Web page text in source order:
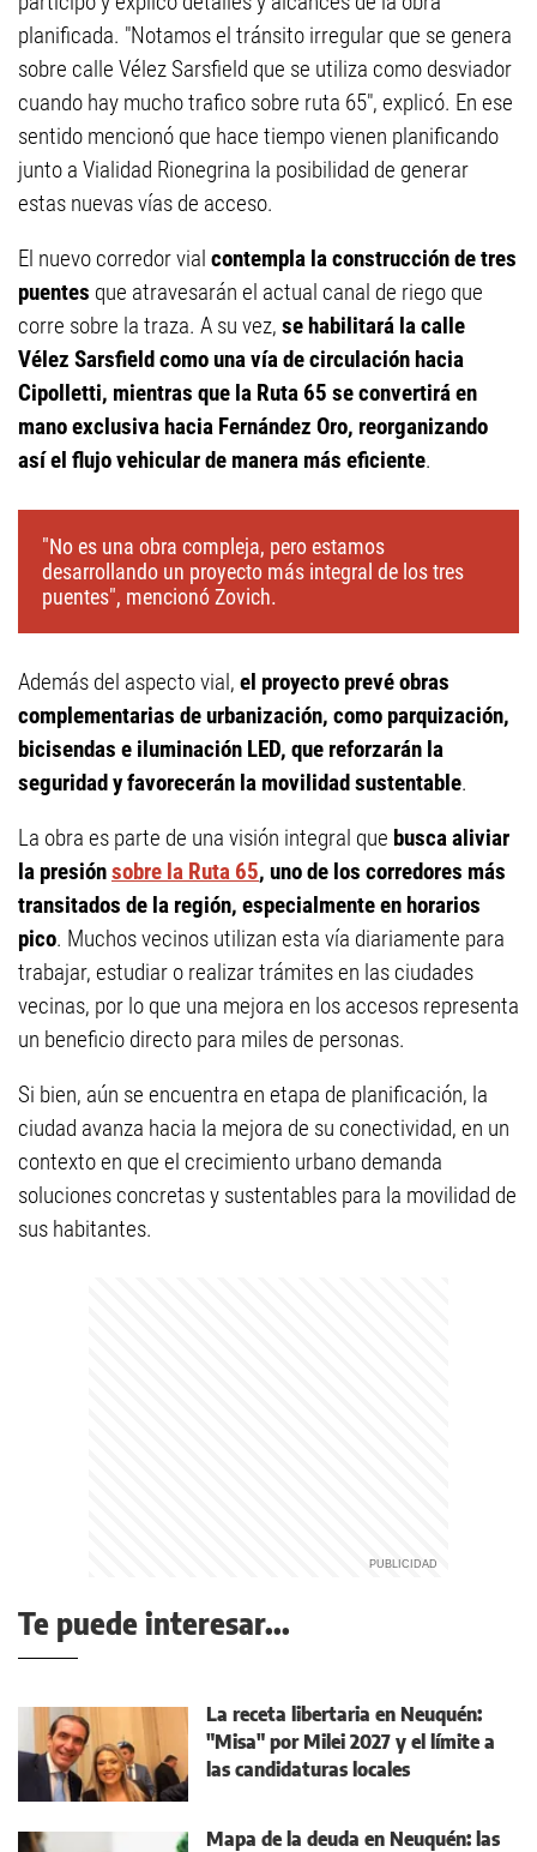
planificada. "Notamos el tránsito irregular que se genera
sobre calle Vélez Sarsfield que se utiliza como desviador
cuando hay mucho trafico sobre ruta 65", explicó. En ese
sentido mencionó que hace tiempo vienen planificando
junto a Vialidad Rionegrina la posibilidad de generar
estas nuevas vías de acceso.
El nuevo corredor vial contempla la construcción de tres
puentes que atravesarán el actual canal de riego que
corre sobre la traza. A su vez, se habilitará la calle
Vélez Sarsfield como una vía de circulación hacia
Cipolletti, mientras que la Ruta 65 se convertirá en
mano exclusiva hacia Fernández Oro, reorganizando
así el flujo vehicular de manera más eficiente.
"No es una obra compleja, pero estamos
desarrollando un proyecto más integral de los tres
puentes", mencionó Zovich.
Además del aspecto vial, el proyecto prevé obras
complementarias de urbanización, como parquización,
bicisendas e iluminación LED, que reforzarán la
seguridad y favorecerán la movilidad sustentable.
La obra es parte de una visión integral que busca aliviar
la presiónsobre la Ruta 65, uno de los corredores más
transitados de la región, especialmente en horarios
pico. Muchos vecinos utilizan esta vía diariamente para
trabajar, estudiar o realizar trámites en las ciudades
vecinas, por lo que una mejora en los accesos representa
un beneficio directo para miles de personas.
Si bien, aún se encuentra en etapa de planificación, la
ciudad avanza hacia la mejora de su conectividad, en un
contexto en que el crecimiento urbano demanda
soluciones concretas y sustentables para la movilidad de
sus habitantes.
Te puede interesar...
La receta libertaria en Neuquén:
"Misa" por Milei 2027 y el límite a
las candidaturas locales
Mapa de la deuda en Neuquén: las